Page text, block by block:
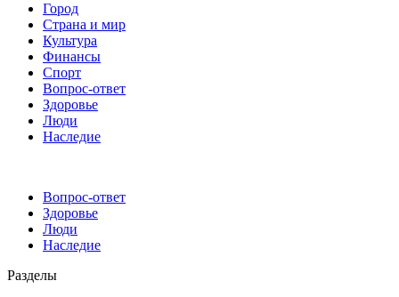
Город
Страна и мир
Культура
Финансы
Спорт
Вопрос-ответ
Здоровье
Люди
Наследие
Вопрос-ответ
Здоровье
Люди
Наследие
Разделы